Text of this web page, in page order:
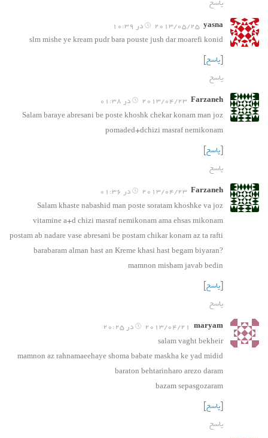
پاسخ
yasna 2013/05/25 در 10:39
slm mishe ye kream pudr bara pouste jush dar moarefi konid
پاسخ
پاسخ
Farzaneh 2013/04/23 در 01:38
Salam baraye abresani be poste khoshk chekar konam man joz
pomaded+dchizi masraf nemikonam
پاسخ
پاسخ
Farzaneh 2013/04/23 در 01:36
Salam khaste nabashid man poste soratam khoshke va joz
vitamine a+d chizi masraf nemikonam ama ehsas mikonam
postam ab nadare vase abresani be postam chikar konam az ta rafti
barabaram alman hast an Kreme khasi hast begam biyaran?
mamnon misham javab bedin
پاسخ
پاسخ
maryam 2013/04/21 در 20:25
salam vaght bekheir
mamnon az rahnamaeehaye shoma babate maskha ke yad midid
baraton behtarinharo arezo daram
bazam sepasgozaram
پاسخ
پاسخ